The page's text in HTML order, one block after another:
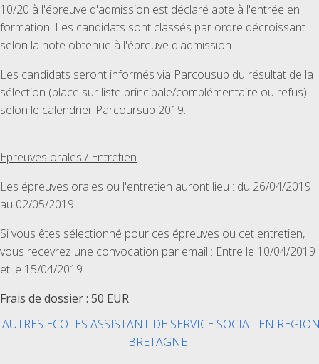
10/20 à l'épreuve d'admission est déclaré apte à l'entrée en
formation. Les candidats sont classés par ordre décroissant
selon la note obtenue à l'épreuve d'admission.
Les candidats seront informés via Parcousup du résultat de la
sélection (place sur liste principale/complémentaire ou refus)
selon le calendrier Parcoursup 2019.
Epreuves orales / Entretien
Les épreuves orales ou l'entretien auront lieu : du 26/04/2019
au 02/05/2019
Si vous êtes sélectionné pour ces épreuves ou cet entretien,
vous recevrez une convocation par email : Entre le 10/04/2019
et le 15/04/2019
Frais de dossier : 50 EUR
AUTRES ECOLES ASSISTANT DE SERVICE SOCIAL EN
BRETAGNE